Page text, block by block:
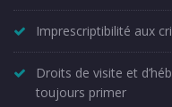
Imprescriptibilité aux
Droits de visite et
toujours primer